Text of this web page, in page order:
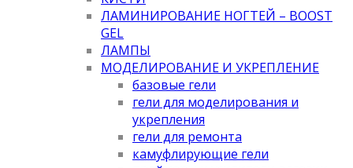
ЛАМИНИРОВАНИЕ НОГТЕЙ – BOOST
GEL
ЛАМПЫ
МОДЕЛИРОВАНИЕ И УКРЕПЛЕНИЕ
базовые гели
гели для моделирования и
укрепления
гели для ремонта
камуфлирующие гели